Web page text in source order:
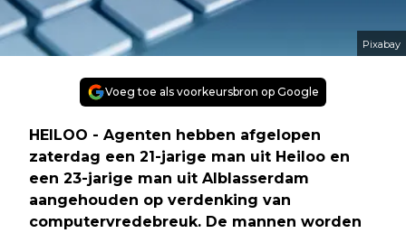
Pixabay
Voeg toe als voorkeursbron op Google
HEILOO - Agenten hebben afgelopen
zaterdag een 21-jarige man uit Heiloo en
een 23-jarige man uit Alblasserdam
aangehouden op verdenking van
computervredebreuk. De mannen worden